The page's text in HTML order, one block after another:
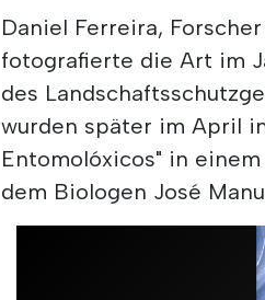
Daniel Ferreira,
fotografierte die Art im
des
wurden später im April
Entomolóxicos" in
dem Biologen José